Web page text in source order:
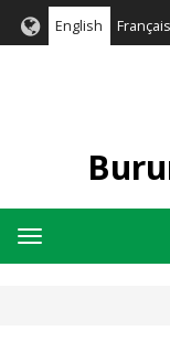
English Français
Toggle
navigation